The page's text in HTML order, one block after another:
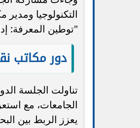
التكنولوجيا
"توطين المعرفة:
دور مكاتب
تناولت الجلسة
الجامعات، مع
يعزز الربط بين